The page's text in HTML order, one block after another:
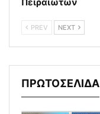
PREV NEXT
ΠΡΩΤΟΣΕΛΙΔΑ